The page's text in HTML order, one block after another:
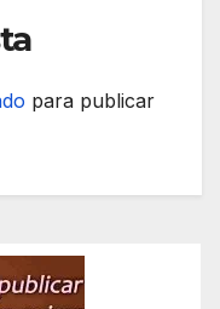
para publicar